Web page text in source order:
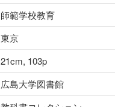
師範学校教育
東京
21cm, 103p
広島大学図書館